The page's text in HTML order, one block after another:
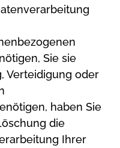
Sie sie
Verteidigung oder
haben Sie
die
Ihrer